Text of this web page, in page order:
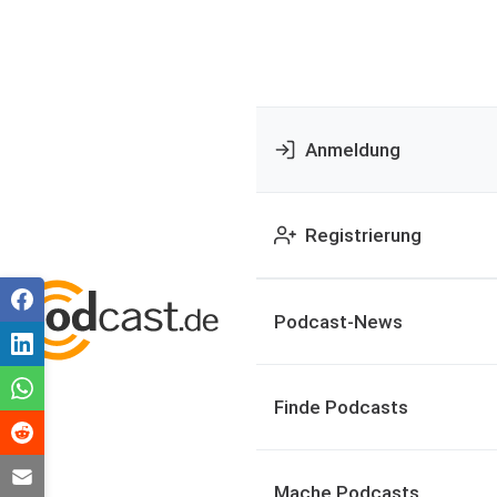
Anmeldung
Registrierung
Podcast-News
Finde Podcasts
Mache Podcasts